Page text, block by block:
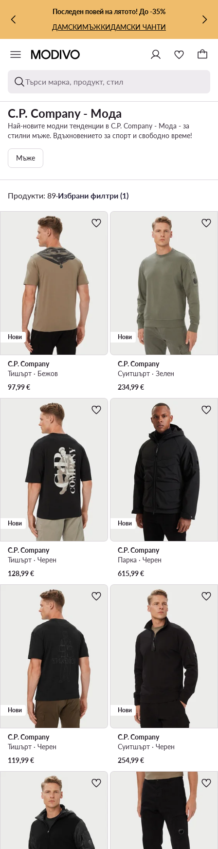
КЪМ ОСНОВНОТО СЪДЪРЖАНИЕ
КЪМ ТЪРСЕНЕПоследен повей на лятото! До -35%
ДАМСКИМЪЖКИДАМСКИ ЧАНТИ
Търси марка, продукт, стил
C.P. Company - Мода
Най-новите модни тенденции в C.P. Company - Мода - за
стилни мъже. Вдъхновението за спорт и свободно време!
Мъже
Продукти: 89·Избрани филтри (1)
Нови
C.P. Company
Тишърт · Бежов
97,99€
Нови
C.P. Company
Суитшърт · Зелен
234,99€
Нови
C.P. Company
Тишърт · Черен
128,99€
Нови
C.P. Company
Парка · Черен
615,99€
Нови
C.P. Company
Тишърт · Черен
119,99€
Нови
C.P. Company
Суитшърт · Черен
254,99€